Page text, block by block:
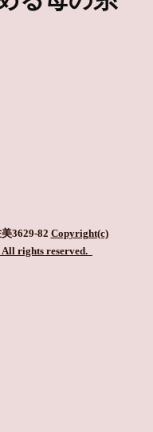
3629-82 Copyright(c)
All rights reserved.